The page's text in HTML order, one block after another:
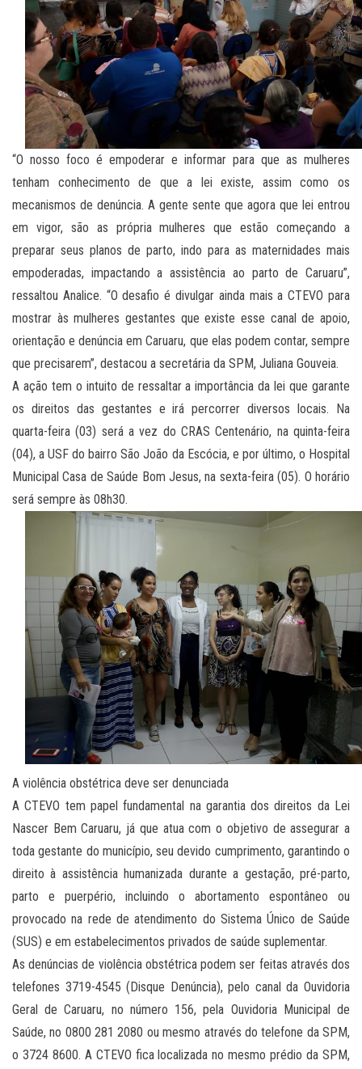
“O nosso foco é empoderar e informar para que as mulheres
tenham conhecimento de que a lei existe, assim como os
mecanismos de denúncia. A gente sente que agora que lei entrou
em vigor, são as própria mulheres que estão começando a
preparar seus planos de parto, indo para as maternidades mais
empoderadas, impactando a assistência ao parto de Caruaru”,
ressaltou Analice. “O desafio é divulgar ainda mais a CTEVO para
mostrar às mulheres gestantes que existe esse canal de apoio,
orientação e denúncia em Caruaru, que elas podem contar, sempre
que precisarem”, destacou a secretária da SPM, Juliana Gouveia.
A ação tem o intuito de ressaltar a importância da lei que garante
os direitos das gestantes e irá percorrer diversos locais. Na
quarta-feira (03) será a vez do CRAS Centenário, na quinta-feira
(04), a USF do bairro São João da Escócia, e por último, o Hospital
Municipal Casa de Saúde Bom Jesus, na sexta-feira (05). O horário
será sempre às 08h30.
A violência obstétrica deve ser denunciada
A CTEVO tem papel fundamental na garantia dos direitos da Lei
Nascer Bem Caruaru, já que atua com o objetivo de assegurar a
toda gestante do município, seu devido cumprimento, garantindo o
direito à assistência humanizada durante a gestação, pré-parto,
parto e puerpério, incluindo o abortamento espontâneo ou
provocado na rede de atendimento do Sistema Único de Saúde
(SUS) e em estabelecimentos privados de saúde suplementar.
As denúncias de violência obstétrica podem ser feitas através dos
telefones 3719-4545 (Disque Denúncia), pelo canal da Ouvidoria
Geral de Caruaru, no número 156, pela Ouvidoria Municipal de
Saúde, no 0800 281 2080 ou mesmo através do telefone da SPM,
o 3724 8600. A CTEVO fica localizada no mesmo prédio da SPM,